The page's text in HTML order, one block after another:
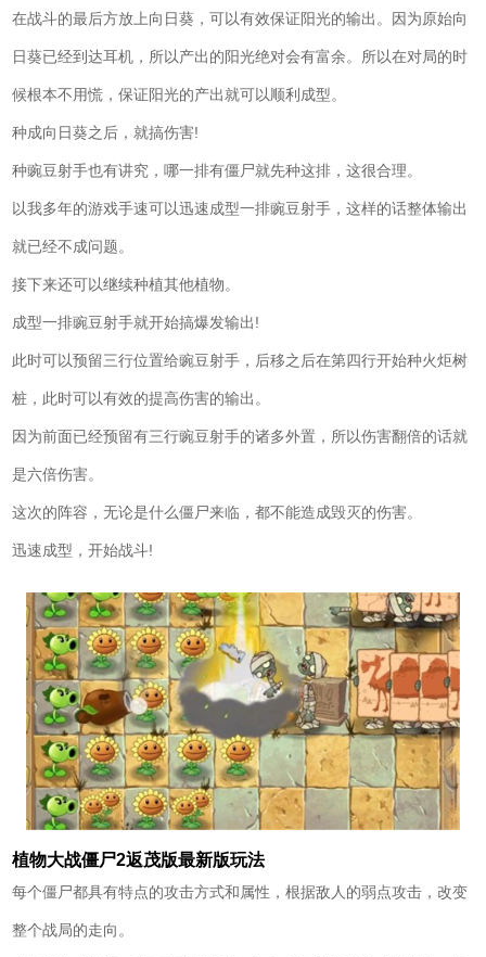
在战斗的最后方放上向日葵，可以有效保证阳光的输出。因为原始向
日葵已经到达耳机，所以产出的阳光绝对会有富余。所以在对局的时
候根本不用慌，保证阳光的产出就可以顺利成型。
种成向日葵之后，就搞伤害!
种豌豆射手也有讲究，哪一排有僵尸就先种这排，这很合理。
以我多年的游戏手速可以迅速成型一排豌豆射手，这样的话整体输出
就已经不成问题。
接下来还可以继续种植其他植物。
成型一排豌豆射手就开始搞爆发输出!
此时可以预留三行位置给豌豆射手，后移之后在第四行开始种火炬树
桩，此时可以有效的提高伤害的输出。
因为前面已经预留有三行豌豆射手的诸多外置，所以伤害翻倍的话就
是六倍伤害。
这次的阵容，无论是什么僵尸来临，都不能造成毁灭的伤害。
迅速成型，开始战斗!
植物大战僵尸2返茂版最新版玩法
每个僵尸都具有特点的攻击方式和属性，根据敌人的弱点攻击，改变
整个战局的走向。